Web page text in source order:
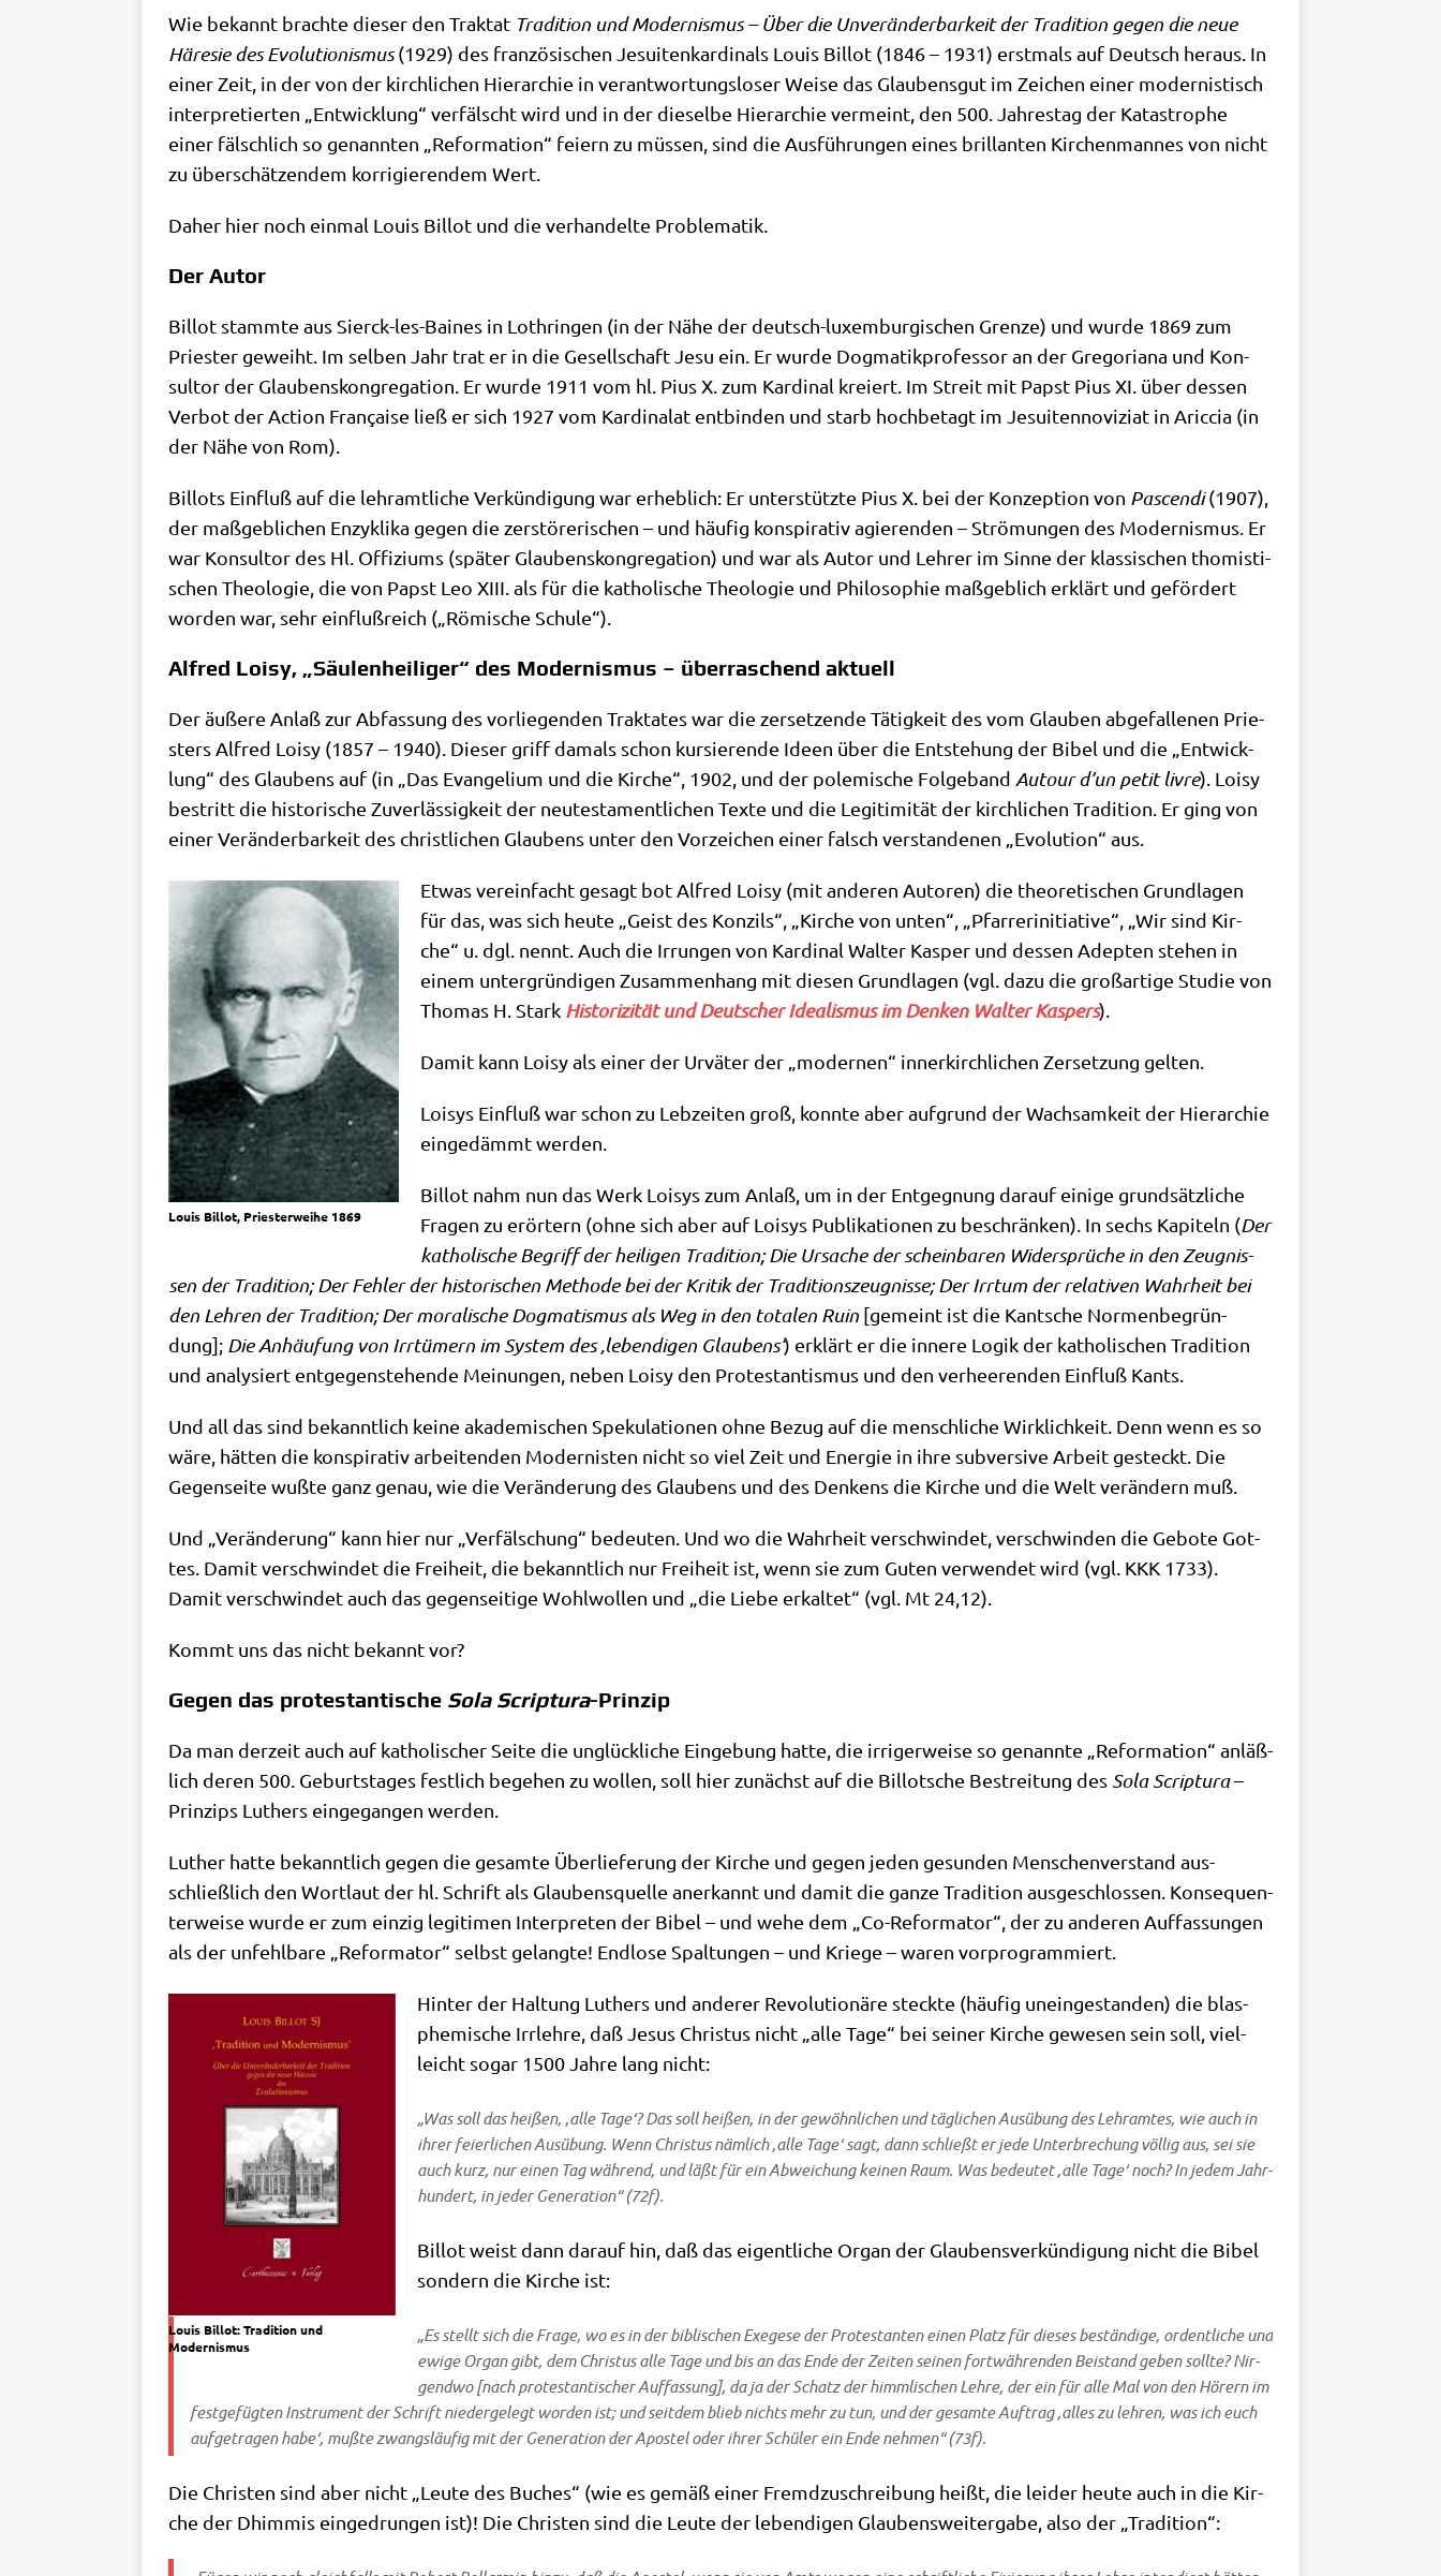
Wie bekannt brach­te die­ser den Trak­tat Tra­di­ti­on und Moder­nis­mus – Über die Unver­än­der­bar­keit der Tra­di­ti­on gegen die neue
Häre­sie des Evo­lu­tio­nis­mus(1929) des fran­zö­si­schen Jesui­ten­kar­di­nals Lou­is Bil­lot (1846 – 1931) erst­mals auf Deutsch her­aus. In
einer Zeit, in der von der kirch­li­chen Hier­ar­chie in ver­ant­wor­tungs­lo­ser Wei­se das Glau­bens­gut im Zei­chen einer moder­ni­stisch
inter­pre­tier­ten „Ent­wick­lung“ ver­fälscht wird und in der die­sel­be Hier­ar­chie ver­meint, den 500. Jah­res­tag der Kata­stro­phe
einer fälsch­lich so genann­ten „Refor­ma­ti­on“ fei­ern zu müs­sen, sind die Aus­füh­run­gen eines bril­lan­ten Kir­chen­man­nes von nicht
zu über­schät­zen­dem kor­ri­gie­ren­dem Wert.
Daher hier noch ein­mal Lou­is Bil­lot und die ver­han­del­te Problematik.
Der Autor
Bil­lot stamm­te aus Sierck-les-Bai­nes in Loth­rin­gen (in der Nähe der deutsch-luxem­bur­gi­schen Gren­ze) und wur­de 1869 zum
Prie­ster geweiht. Im sel­ben Jahr trat er in die Gesell­schaft Jesu ein. Er wur­de Dog­ma­tik­pro­fes­sor an der Gre­go­ria­na und Kon­
sul­tor der Glau­bens­kon­gre­ga­ti­on. Er wur­de 1911 vom hl. Pius X. zum Kar­di­nal kre­iert. Im Streit mit Papst Pius XI. über des­sen
Ver­bot der Action Fran­çai­se ließ er sich 1927 vom Kar­di­na­lat ent­bin­den und starb hoch­be­tagt im Jesui­ten­no­vi­zi­at in Aric­cia (in
der Nähe von Rom).
Bil­lots Ein­fluß auf die lehr­amt­li­che Ver­kün­di­gung war erheb­lich: Er unter­stütz­te Pius X. bei der Kon­zep­ti­on von Pas­cen­di(1907),
der maß­geb­li­chen Enzy­kli­ka gegen die zer­stö­re­ri­schen – und häu­fig kon­spi­ra­tiv agie­ren­den – Strö­mun­gen des Moder­nis­mus. Er
war Kon­sul­tor des Hl. Offi­zi­ums (spä­ter Glau­bens­kon­gre­ga­ti­on) und war als Autor und Leh­rer im Sin­ne der klas­si­schen tho­mi­sti­
schen Theo­lo­gie, die von Papst Leo XIII. als für die katho­li­sche Theo­lo­gie und Phi­lo­so­phie maß­geb­lich erklärt und geför­dert
wor­den war, sehr ein­fluß­reich („Römi­sche Schule“).
Alfred Loisy, „Säulenheiliger“ des Modernismus – überraschend aktuell
Der äuße­re Anlaß zur Abfas­sung des vor­lie­gen­den Trak­ta­tes war die zer­set­zen­de Tätig­keit des vom Glau­ben abge­fal­le­nen Prie­
sters Alfred Loi­sy (1857 – 1940). Die­ser griff damals schon kur­sie­ren­de Ideen über die Ent­ste­hung der Bibel und die „Ent­wick­
lung“ des Glau­bens auf (in „Das Evan­ge­li­um und die Kir­che“, 1902, und der pole­mi­sche Fol­ge­band Autour d’un petit liv­re). Loi­sy
bestritt die histo­ri­sche Zuver­läs­sig­keit der neu­te­sta­ment­li­chen Tex­te und die Legi­ti­mi­tät der kirch­li­chen Tra­di­ti­on. Er ging von
einer Ver­än­der­bar­keit des christ­li­chen Glau­bens unter den Vor­zei­chen einer falsch ver­stan­de­nen „Evo­lu­ti­on“ aus.
Lou­is Bil­lot, Prie­ster­wei­he 1869
Etwas ver­ein­facht gesagt bot Alfred Loi­sy (mit ande­ren Autoren) die theo­re­ti­schen Grund­la­gen
für das, was sich heu­te „Geist des Kon­zils“, „Kir­che von unten“, „Pfar­rer­initia­ti­ve“, „Wir sind Kir­
che“ u. dgl. nennt. Auch die Irrun­gen von Kar­di­nal Wal­ter Kas­per und des­sen Adep­ten ste­hen in
einem unter­grün­di­gen Zusam­men­hang mit die­sen Grund­la­gen (vgl. dazu die groß­ar­ti­ge Stu­die von
Tho­mas H. Stark Histo­ri­zi­tät und Deut­scher Idea­lis­mus im Den­ken Wal­ter Kas­pers).
Damit kann Loi­sy als einer der Urvä­ter der „moder­nen“ inner­kirch­li­chen Zer­set­zung gelten.
Loi­sys Ein­fluß war schon zu Leb­zei­ten groß, konn­te aber auf­grund der Wach­sam­keit der Hier­ar­chie
ein­ge­dämmt werden.
Bil­lot nahm nun das Werk Loi­sys zum Anlaß, um in der Ent­geg­nung dar­auf eini­ge grund­sätz­li­che
Fra­gen zu erör­tern (ohne sich aber auf Loi­sys Publi­ka­tio­nen zu beschrän­ken). In sechs Kapi­teln (Der
katho­li­sche Begriff der hei­li­gen Tra­di­ti­on; Die Ursa­che der schein­ba­ren Wider­sprü­che in den Zeug­nis­
sen der Tra­di­ti­on; Der Feh­ler der histo­ri­schen Metho­de bei der Kri­tik der Tra­di­ti­ons­zeug­nis­se; Der Irr­tum der rela­ti­ven Wahr­heit bei
den Leh­ren der Tra­di­ti­on; Der mora­li­sche Dog­ma­tis­mus als Weg in den tota­len Ruin [gemeint ist die Kant­sche Nor­men­be­grün­
dung]; Die Anhäu­fung von Irr­tü­mern im System des ‚leben­di­gen Glau­bens‘) erklärt er die inne­re Logik der katho­li­schen Tra­di­ti­on
und ana­ly­siert ent­ge­gen­ste­hen­de Mei­nun­gen, neben Loi­sy den Pro­te­stan­tis­mus und den ver­hee­ren­den Ein­fluß Kants.
Und all das sind bekannt­lich kei­ne aka­de­mi­schen Spe­ku­la­tio­nen ohne Bezug auf die mensch­li­che Wirk­lich­keit. Denn wenn es so
wäre, hät­ten die kon­spi­ra­tiv arbei­ten­den Moder­ni­sten nicht so viel Zeit und Ener­gie in ihre sub­ver­si­ve Arbeit gesteckt. Die
Gegen­sei­te wuß­te ganz genau, wie die Ver­än­de­rung des Glau­bens und des Den­kens die Kir­che und die Welt ver­än­dern muß.
Und „Ver­än­de­rung“ kann hier nur „Ver­fäl­schung“ bedeu­ten. Und wo die Wahr­heit ver­schwin­det, ver­schwin­den die Gebo­te Got­
tes. Damit ver­schwin­det die Frei­heit, die bekannt­lich nur Frei­heit ist, wenn sie zum Guten ver­wen­det wird (vgl. KKK 1733).
Damit ver­schwin­det auch das gegen­sei­ti­ge Wohl­wol­len und „die Lie­be erkal­tet“ (vgl. Mt 24,12).
Kommt uns das nicht bekannt vor?
Gegen das protestantische Sola Scriptura-Prinzip
Da man der­zeit auch auf katho­li­scher Sei­te die unglück­li­che Ein­ge­bung hat­te, die irri­ger­wei­se so genann­te „Refor­ma­ti­on“ anläß­
lich deren 500. Geburts­ta­ges fest­lich bege­hen zu wol­len, soll hier zunächst auf die Bil­lot­sche Bestrei­tung des Sola Scrip­tu­ra–
Prin­zips Luthers ein­ge­gan­gen werden.
Luther hat­te bekannt­lich gegen die gesam­te Über­lie­fe­rung der Kir­che und gegen jeden gesun­den Men­schen­ver­stand aus­
schließ­lich den Wort­laut der hl. Schrift als Glau­bens­quel­le aner­kannt und damit die gan­ze Tra­di­ti­on aus­ge­schlos­sen. Kon­se­quen­
ter­wei­se wur­de er zum ein­zig legi­ti­men Inter­pre­ten der Bibel – und wehe dem „Co-Refor­ma­tor“, der zu ande­ren Auf­fas­sun­gen
als der unfehl­ba­re „Refor­ma­tor“ selbst gelang­te! End­lo­se Spal­tun­gen – und Krie­ge – waren vorprogrammiert.
Lou­is Bil­lot: Tra­di­ti­on und
Modernismus
Hin­ter der Hal­tung Luthers und ande­rer Revo­lu­tio­nä­re steck­te (häu­fig unein­ge­stan­den) die blas­
phe­mi­sche Irr­leh­re, daß Jesus Chri­stus nicht „alle Tage“ bei sei­ner Kir­che gewe­sen sein soll, viel­
leicht sogar 1500 Jah­re lang nicht:
„Was soll das hei­ßen, ‚alle Tage‘? Das soll hei­ßen, in der gewöhn­li­chen und täg­li­chen Aus­übung des Lehr­am­tes, wie auch in
ihrer fei­er­li­chen Aus­übung. Wenn Chri­stus näm­lich ‚alle Tage‘ sagt, dann schließt er jede Unter­bre­chung völ­lig aus, sei sie
auch kurz, nur einen Tag wäh­rend, und läßt für ein Abwei­chung kei­nen Raum. Was bedeu­tet ‚alle Tage‘ noch? In jedem Jahr­
hun­dert, in jeder Gene­ra­ti­on“ (72f).
Bil­lot weist dann dar­auf hin, daß das eigent­li­che Organ der Glau­bens­ver­kün­di­gung nicht die Bibel
son­dern die Kir­che ist:
„Es stellt sich die Fra­ge, wo es in der bibli­schen Exege­se der Pro­te­stan­ten einen Platz für die­ses bestän­di­ge, ordent­li­che und
ewi­ge Organ gibt, dem Chri­stus alle Tage und bis an das Ende der Zei­ten sei­nen fort­wäh­ren­den Bei­stand geben soll­te? Nir­
gend­wo [nach pro­te­stan­ti­scher Auf­fas­sung], da ja der Schatz der himm­li­schen Leh­re, der ein für alle Mal von den Hörern im
fest­ge­füg­ten Instru­ment der Schrift nie­der­ge­legt wor­den ist; und seit­dem blieb nichts mehr zu tun, und der gesam­te Auf­trag ‚alles zu leh­ren, was ich euch
auf­ge­tra­gen habe‘, muß­te zwangs­läu­fig mit der Gene­ra­ti­on der Apo­stel oder ihrer Schü­ler ein Ende neh­men“ (73f).
Die Chri­sten sind aber nicht „Leu­te des Buches“ (wie es gemäß einer Fremd­zu­schrei­bung heißt, die lei­der heu­te auch in die Kir­
che der Dhim­mis ein­ge­drun­gen ist)! Die Chri­sten sind die Leu­te der leben­di­gen Glau­bens­wei­ter­ga­be, also der „Tra­di­ti­on“: